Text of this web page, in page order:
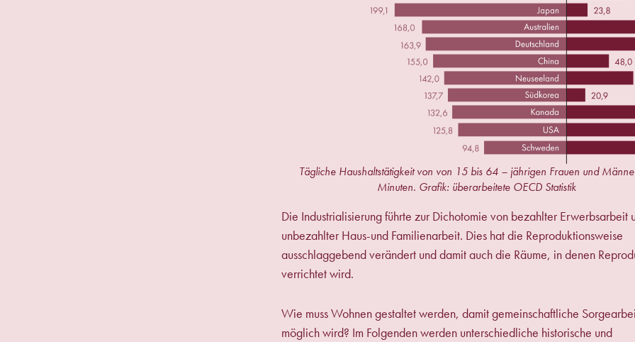
Tägliche Haushaltstätigkeit von von 15 bis 64 – jährigen Frauen und
Minuten. Grafik: überarbeitete OECD Statistik
Die Industrialisierung führte zur Dichotomie von bezahlter Erwerbsarbeit
unbezahlter Haus-und Familienarbeit. Dies hat die Reproduktionsweise
ausschlaggebend verändert und damit auch die Räume, in denen
verrichtet wird.
Wie muss Wohnen gestaltet werden, damit gemeinschaftliche
möglich wird? Im Folgenden werden unterschiedliche historische und